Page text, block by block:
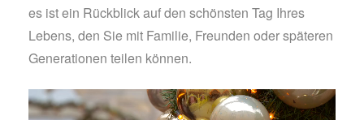
es ist ein Rückblick auf den schönsten Tag Ihres
Lebens, den Sie mit Familie, Freunden oder späteren
Generationen teilen können.
Video-
Player